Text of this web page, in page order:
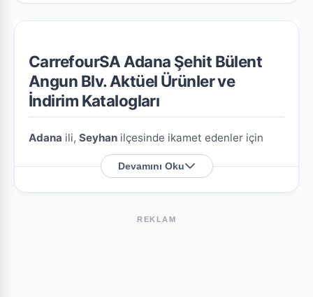
CarrefourSA Adana Şehit Bülent
Angun Blv. Aktüel Ürünler ve
İndirim Katalogları
Adana ili, Seyhan ilçesinde ikamet edenler için
CarrefourSA Adana Şehit Bülent Angun Blv.
şubesine özel en güncel indirim broşürlerini ve
aktüel ürün fırsatlarını bu sayfada derledik.
CarrefourSA Adana Şehit Bülent Angun
Devamını Oku
REKLAM